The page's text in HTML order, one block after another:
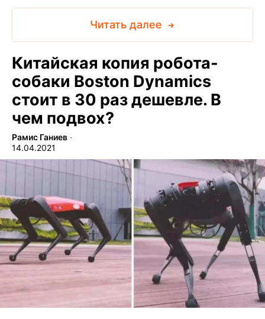
Читать далее
Китайская копия робота-
собаки Boston Dynamics
стоит в 30 раз дешевле. В
чем подвох?
Рамис Ганиев ∙
14.04.2021